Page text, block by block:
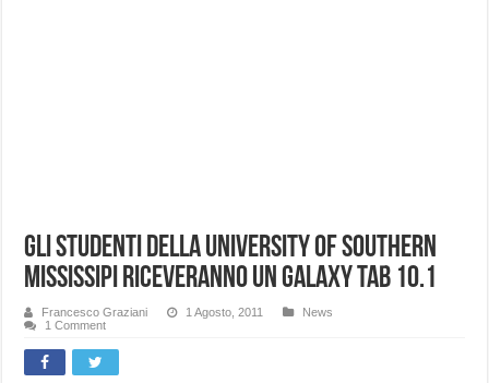
Gli studenti della University of Southern
Mississipi riceveranno un Galaxy Tab 10.1
Francesco Graziani 1 Agosto, 2011
News
1 Comment